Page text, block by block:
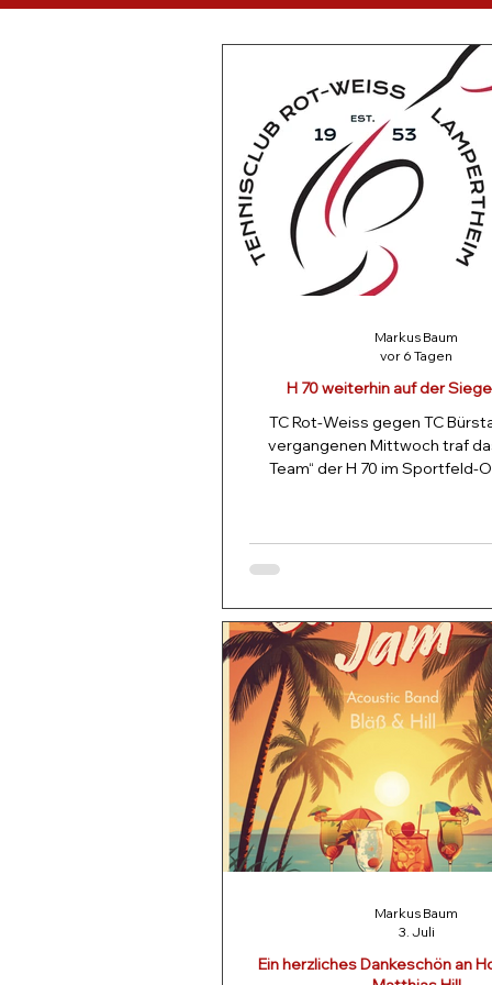
H 70 weiterhin auf der
TC Rot-Weiss gegen TC
vergangenen Mittwoch traf
Team“ der H 70 im Sportfeld-
Rückrunden-Match pünktlich um
dem ersten Aufschlag. Willi
sein erfolgreiches Spiel aus
gegen seinen Gegner
wiederholen. Trotz einer
Markus Baum
vor 6 Tagen
Ein herzliches Dankeschön an
Markus Baum
3. Juli